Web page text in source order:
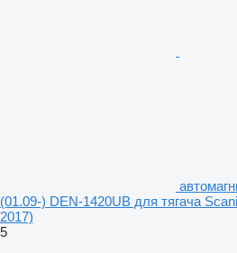
(01.09-) DEN-1420UB для тягача
2017)
5